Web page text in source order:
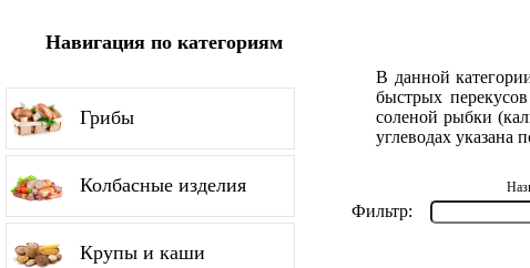
Навигация по категориям
Грибы
Колбасные изделия
Крупы и каши
В данной
быстрых
соленой рыбки
углеводах указана
Фильтр: